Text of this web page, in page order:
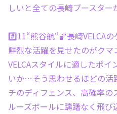
しいと全ての長崎ブースター
#️⃣11“熊谷航“🏀長崎VELCA
鮮烈な活躍を見せたのがクマ
VELCAスタイルに適したポ
いか…そう思わせるほどの活
チのディフェンス、高確率
ルーズボールに躊躇なく飛